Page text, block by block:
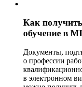
Как
обучение в
Документы,
о профессии
в электронном